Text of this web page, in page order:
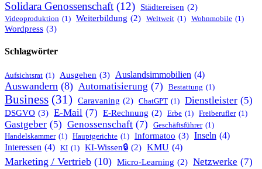
Solidara Genossenschaft (12) Städtereisen (2)
Videoproduktion (1) Weiterbildung (2) Weltweit (1) Wohnmobile (1)
Wordpress (3)
Schlagwörter
Aufsichtsrat (1) Ausgehen (3) Auslandsimmobilien (4)
Auswandern (8) Automatisierung (7) Bestattung (1)
Business (31) Caravaning (2) ChatGPT (1) Dienstleister (5)
DSGVO (3) E-Mail (7) E-Rechnung (2) Erbe (1) Freiberufler (1)
Gastgeber (5) Genossenschaft (7) Geschäftsführer (1)
Handelskammer (1) Hauptgerichte (1) Informatoo (3) Inseln (4)
Interessen (4) KI (1) KI-Wissen🔒 (2) KMU (4)
Marketing / Vertrieb (10) Micro-Learning (2) Netzwerke (7)